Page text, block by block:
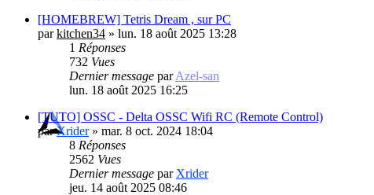
[HOMEBREW] Tetris Dream , sur PC
parkitchen34 » lun. 18 août 2025 13:28
1 Réponses
732 Vues
Dernier message parAzel-san
lun. 18 août 2025 16:25
[TUTO] OSSC - Delta OSSC Wifi RC (Remote Control)
parXrider» mar. 8 oct. 2024 18:04
8 Réponses
2562 Vues
Dernier message par Xrider
jeu. 14 août 2025 08:46